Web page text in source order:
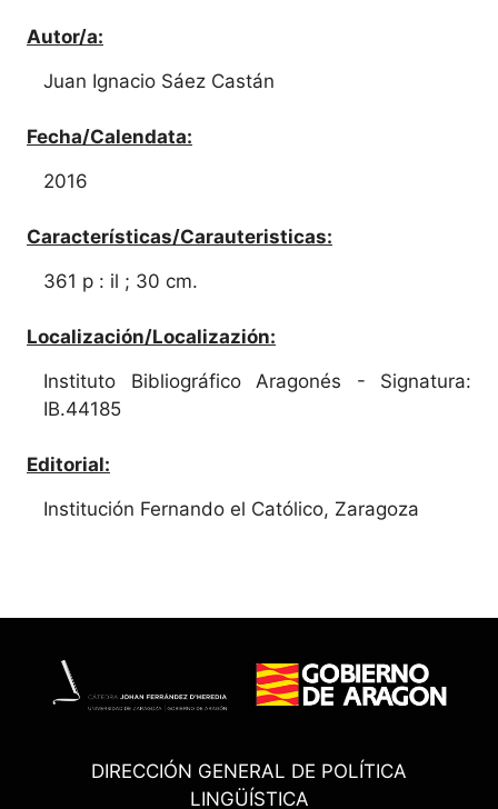
Autor/a:
Juan Ignacio Sáez Castán
Fecha/Calendata:
2016
Características/Carauteristicas:
361 p : il ; 30 cm.
Localización/Localizazión:
Instituto Bibliográfico Aragonés - Signatura:
IB.44185
Editorial:
Institución Fernando el Católico, Zaragoza
DIRECCIÓN GENERAL DE POLÍTICA
LINGÜÍSTICA